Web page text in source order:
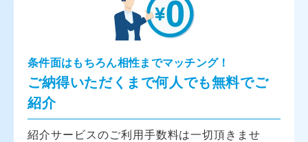
条件面はもちろん相性までマッチング！
ご納得いただくまで何人でも無料でご
紹介
紹介サービスのご利用手数料は一切頂きませ